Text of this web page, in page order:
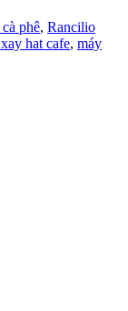
phê, Rancilio
hat cafe, máy